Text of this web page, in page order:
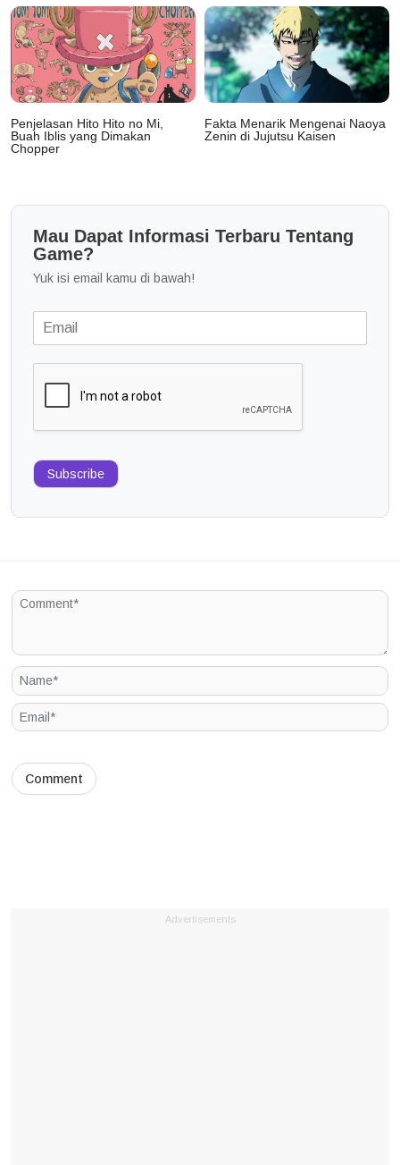
Penjelasan Hito Hito no Mi,
Buah Iblis yang Dimakan
Chopper
Fakta Menarik Mengenai Naoya
Zenin di Jujutsu Kaisen
Mau Dapat Informasi Terbaru Tentang
Game?
Yuk isi email kamu di bawah!
Subscribe
Advertisements